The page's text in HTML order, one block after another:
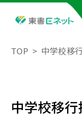
TOP 中学校移
中学校移行